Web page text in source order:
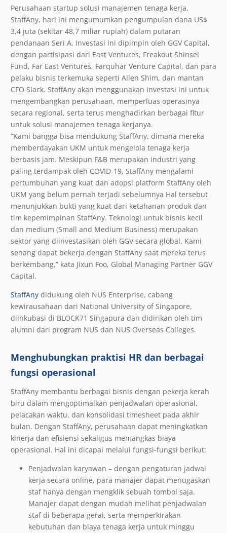
Perusahaan startup solusi manajemen tenaga kerja,
StaffAny, hari ini mengumumkan pengumpulan dana US$
3,4 juta (sekitar 48,7 miliar rupiah) dalam putaran
pendanaan Seri A. Investasi ini dipimpin oleh GGV Capital,
dengan partisipasi dari East Ventures, Freakout Shinsei
Fund, Far East Ventures, Farquhar Venture Capital, dan para
pelaku bisnis terkemuka seperti Allen Shim, dan mantan
CFO Slack. StaffAny akan menggunakan investasi ini untuk
mengembangkan perusahaan, memperluas operasinya
secara regional, serta terus menghadirkan berbagai fitur
untuk solusi manajemen tenaga kerjanya.
“Kami bangga bisa mendukung StaffAny, dimana mereka
memberdayakan UKM untuk mengelola tenaga kerja
berbasis jam. Meskipun F&B merupakan industri yang
paling terdampak oleh COVID-19, StaffAny mengalami
pertumbuhan yang kuat dan adopsi platform StaffAny oleh
UKM yang belum pernah terjadi sebelumnya Hal tersebut
menunjukkan bukti yang kuat dari ketahanan produk dan
tim kepemimpinan StaffAny. Teknologi untuk bisnis kecil
dan medium (Small and Medium Business) merupakan
sektor yang diinvestasikan oleh GGV secara global. Kami
senang dapat bekerja dengan StaffAny saat mereka terus
berkembang,” kata Jixun Foo, Global Managing Partner GGV
Capital.
StaffAny didukung oleh NUS Enterprise, cabang
kewirausahaan dari National University of Singapore,
diinkubasi di BLOCK71 Singapura dan didirikan oleh tim
alumni dari program NUS dan NUS Overseas Colleges.
Menghubungkan praktisi HR dan berbagai
fungsi operasional
StaffAny membantu berbagai bisnis dengan pekerja kerah
biru dalam mengoptimalkan penjadwalan operasional,
pelacakan waktu, dan konsolidasi timesheet pada akhir
bulan. Dengan StaffAny, perusahaan dapat meningkatkan
kinerja dan efisiensi sekaligus memangkas biaya
operasional. Hal ini dicapai melalui fungsi-fungsi berikut:
Penjadwalan karyawan – dengan pengaturan jadwal
kerja secara online, para manajer dapat menugaskan
staf hanya dengan mengklik sebuah tombol saja.
Manajer dapat dengan mudah melihat penjadwalan
staf di beberapa gerai, serta memperkirakan
kebutuhan dan biaya tenaga kerja untuk minggu